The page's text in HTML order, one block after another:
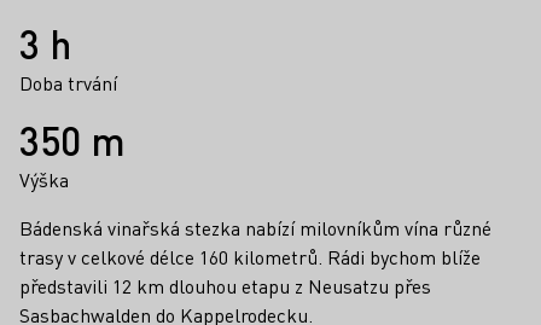
3 h
Doba trvání
350 m
Výška
Bádenská vinařská stezka nabízí milovníkům vína různé
trasy v celkové délce 160 kilometrů. Rádi bychom blíže
představili 12 km dlouhou etapu z Neusatzu přes
Sasbachwalden do Kappelrodecku.